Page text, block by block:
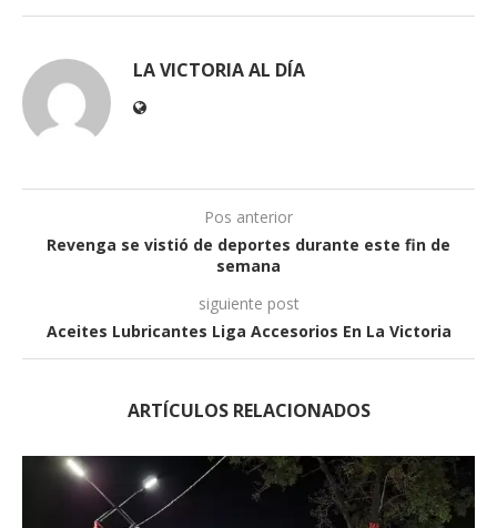
LA VICTORIA AL DÍA
Pos anterior
Revenga se vistió de deportes durante este fin de
semana
siguiente post
Aceites Lubricantes Liga Accesorios En La Victoria
ARTÍCULOS RELACIONADOS